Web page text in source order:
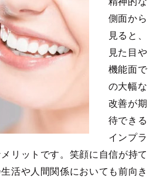
側面から
見ると、
見た目や
機能面で
の大幅な
改善が期
待できる
インプラ
リットです。笑顔に自信が持て
活や人間関係においても前向き